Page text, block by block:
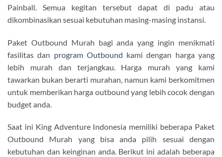
Painball. Semua kegitan tersebut dapat di padu atau
dikombinasikan sesuai kebutuhan masing-masing instansi.
Paket Outbound Murah bagi anda yang ingin menikmati
fasilitas dan program Outbound kami dengan harga yang
lebih murah dan terjangkau. Harga murah yang kami
tawarkan bukan berarti murahan, namun kami berkomitmen
untuk memberikan harga outbound yang lebih cocok dengan
budget anda.
Saat ini King Adventure Indonesia memiliki beberapa Paket
Outbound Murah yang bisa anda pilih sesuai dengan
kebutuhan dan keinginan anda. Berikut ini adalah beberapa